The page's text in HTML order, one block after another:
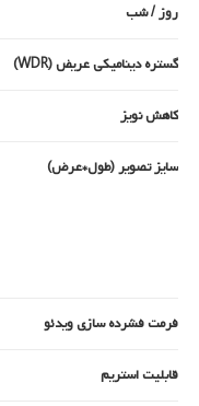
روز / شب
گستره دینامیکی عریض (WDR)
کاهش نویز
سایز تصویر (طول*عرض)
فرمت فشرده سازی ویدئو
قابلیت استریم